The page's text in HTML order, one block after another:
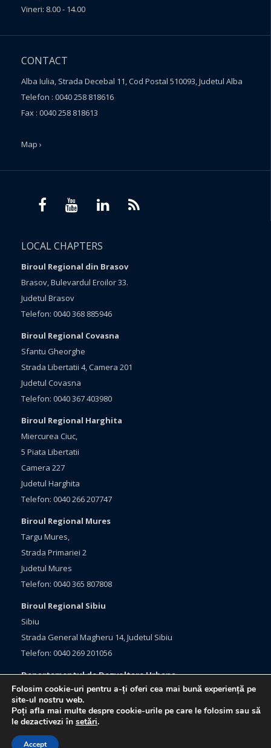
Vineri: 8.00 - 14.00
CONTACT
Alba Iulia, Strada Decebal 11, Cod Postal 510093, Judetul Alba
Telefon : 0040 258 818616
Fax : 0040 258 818613
Map ›
LOCAL CHAPTERS
Biroul Regional din Brasov
Brasov, Bulevardul Eroilor 33.
Judetul Brasov
Telefon: 0040 368 885946
Biroul Regional Covasna
Sfantu Gheorghe
Strada Libertatii 4, Camera 201
Judetul Covasna
Telefon: 0040 367 403980
Biroul Regional Harghita
Miercurea Ciuc,
5 Piata Libertatii
Camera 227
Judetul Harghita
Telefon: 0040 266 207747
Biroul Regional Mures
Targu Mures,
Strada Primariei 2
Judetul Mures
Telefon: 0040 365 807808
Biroul Regional Sibiu
Sibiu
Strada General Magheru 14, Judetul Sibiu
Telefon: 0040 269 201056
Departamentul de Dezvoltare Urbana
Brasov, Bulevardul Eroilor 33
Judetul Brasov
Telefon: 0040 368 415760
Folosim cookie-uri pentru a-ți oferi cea mai bună experiență pe
site-ul nostru web.
Poți afla mai multe despre cookie-urile pe care le folosim sau să
le dezactivezi în setări.
Accept